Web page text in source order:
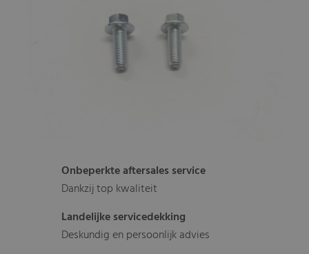
Onbeperkte aftersales service
Dankzij top kwaliteit
Landelijke servicedekking
Deskundig en persoonlijk advies